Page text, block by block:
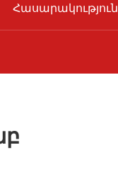
Հասարակություն